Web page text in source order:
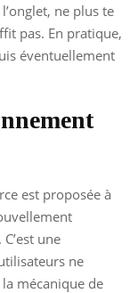
ne plus te
pas. En pratique,
éventuellement
est proposée à
une
ne
mécanique de